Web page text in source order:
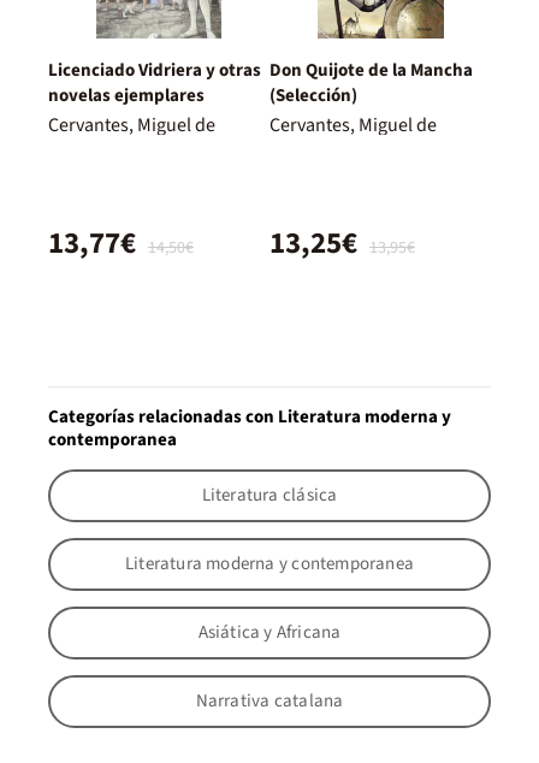
Licenciado Vidriera y otras
novelas ejemplares
Cervantes, Miguel de
14,50€
13,77€
Don Quijote de la Mancha
(Selección)
Cervantes, Miguel de
13,95€
13,25€
Categorías relacionadas con Literatura moderna y
contemporanea
Literatura clásica
Literatura moderna y contemporanea
Asiática y Africana
Narrativa catalana